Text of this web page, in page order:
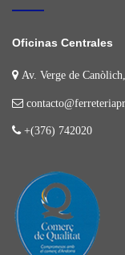
Oficinas Centrales
Av. Verge de
+(376) 742020